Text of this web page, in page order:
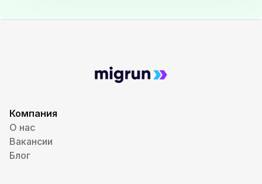
хочу отметить человеческое отношение,
понимание и высокий уровень эмпатии. Очень
просто хорошего человека!
Компания
О нас
Вакансии
Блог